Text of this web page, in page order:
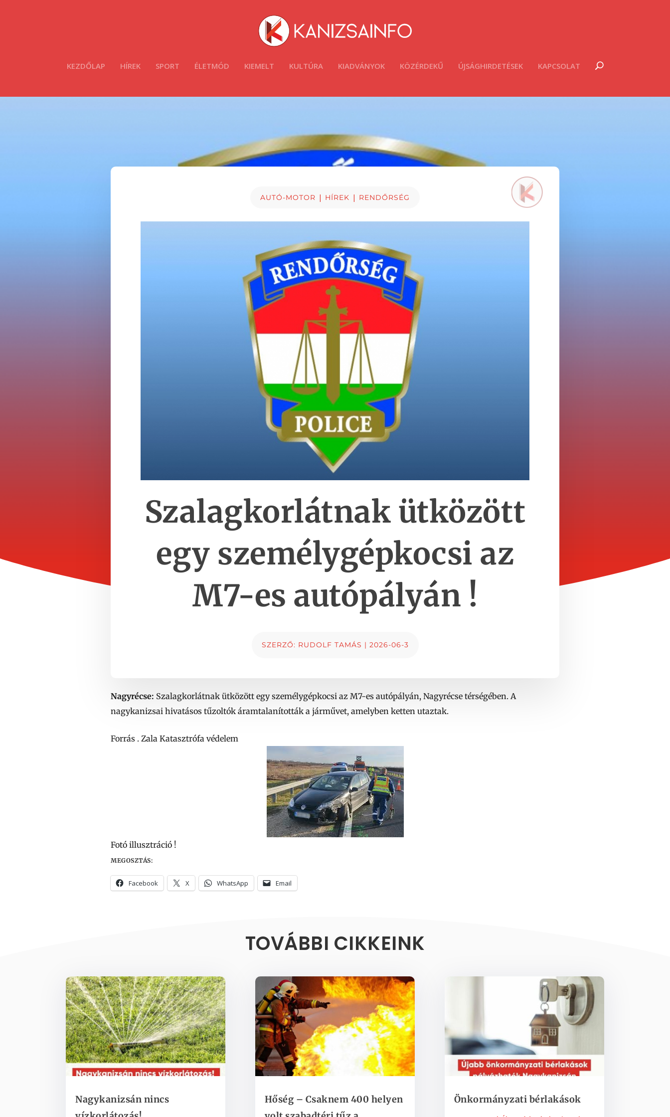
KEZDŐLAP HÍREK SPORT ÉLETMÓD KIEMELT KULTÚRA KIADVÁNYOK KÖZÉRDEKŰ ÚJSÁGHIRDETÉSEK KAPCSOLAT
AUTÓ-MOTOR | HÍREK | RENDŐRSÉG
Szalagkorlátnak ütközött
egy személygépkocsi az
M7-es autópályán !
SZERZŐ: RUDOLF TAMÁS | 2026-06-3
Nagyrécse: Szalagkorlátnak ütközött egy személygépkocsi az M7-es autópályán, Nagyrécse térségében. A
nagykanizsai hivatásos tűzoltók áramtalanították a járművet, amelyben ketten utaztak.
Forrás . Zala Katasztrófa védelem
Fotó illusztráció !
MEGOSZTÁS:
Facebook X WhatsApp Email
TOVÁBBI CIKKEINK
Nagykanizsán nincs
Hőség – Csaknem 400 helyen
Önkormányzati bérlakások